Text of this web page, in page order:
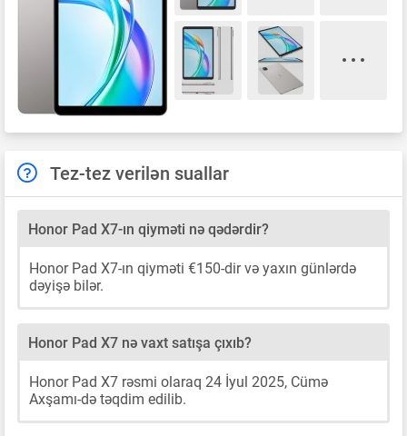
Tez-tez verilən suallar
Honor Pad X7-ın qiyməti nə qədərdir?
Honor Pad X7-ın qiyməti €150-dir və yaxın günlərdə
dəyişə bilər.
Honor Pad X7 nə vaxt satışa çıxıb?
Honor Pad X7 rəsmi olaraq 24 İyul 2025, Cümə
Axşamı-də təqdim edilib.